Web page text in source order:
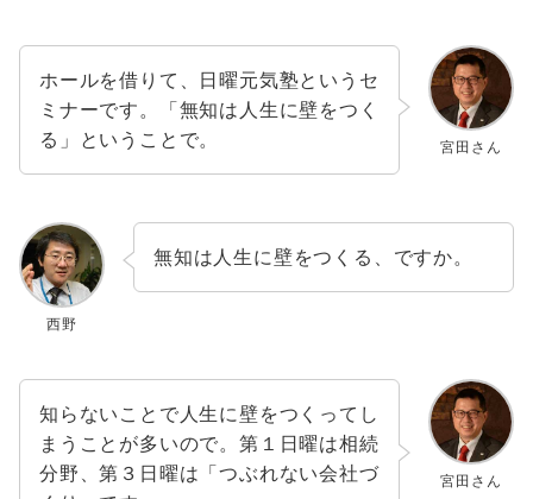
宮田さん
ホールを借りて、日曜元気塾というセ
ミナーです。「無知は人生に壁をつく
る」ということで。
西野
無知は人生に壁をつくる、ですか。
宮田さん
知らないことで人生に壁をつくってし
まうことが多いので。第１日曜は相続
分野、第３日曜は「つぶれない会社づ